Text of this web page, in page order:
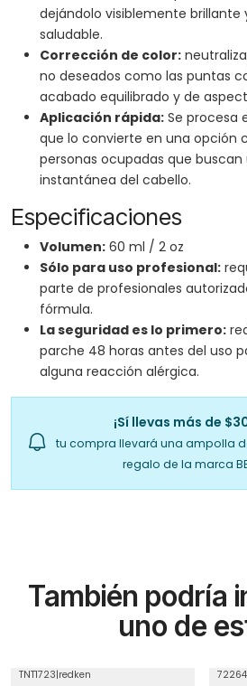
dejándolo visiblemente brillante
saludable.
Corrección de color:
no deseados como las puntas
acabado equilibrado y de
Aplicación rápida:Se procesa
que lo convierte en una opción
personas ocupadas que
instantánea del cabello.
Especificaciones
Volumen:60 ml / 2 oz
Sólo para uso profesional:
parte de profesionales
fórmula.
La seguridad es lo primero:
parche 48 horas antes del uso
alguna reacción alérgica.
¡Sí llevas más de
tu compra llevará una ampolla
regalo de la marca
También podría
uno de
TNT1723|redken